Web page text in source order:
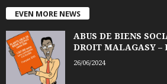
EVEN MORE NEWS
ABUS DE BIENS
DROIT MALAGASY –
26/06/2024